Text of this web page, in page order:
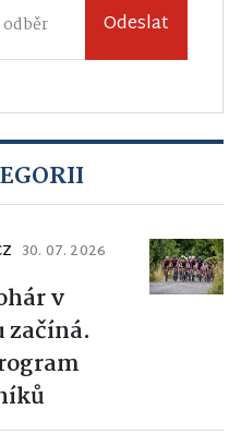
Odeslat
30. 07. 2026
v